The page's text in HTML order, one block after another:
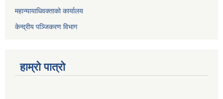
महान्यायाधिवक्ताको कार्यालय
केन्द्रीय पञ्जिकरण विभाग
हाम्रो पात्रो